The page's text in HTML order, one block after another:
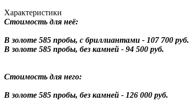
Характеристики
Стоимость для неё:
В золоте 585 пробы, с бриллиантами - 107 700 руб.
В золоте 585 пробы, без камней - 94 500 руб.
Стоимость для него:
В золоте 585 пробы, без камней - 126 000 руб.